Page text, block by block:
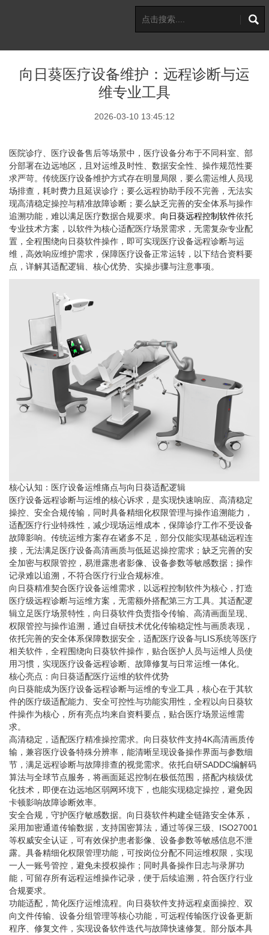
向日葵医疗设备维护：远程诊断与运
维专业工具
2026-03-10 13:45:12
医院诊疗、医疗设备售后等场景中，医疗设备分布于不同科室、部
分部署在边远地区，且对运维及时性、数据安全性、操作规范性要
求严苛。传统医疗设备维护方式存在明显局限，要么需运维人员现
场排查，耗时费力且延误诊疗；要么远程协助手段不完善，无法实
现高清稳定操控与精准故障诊断；要么缺乏完善的安全体系与操作
追溯功能，难以满足医疗数据合规要求。 向日葵远程控制软件依托
专业技术方案，以软件为核心适配医疗场景需求，无需复杂专业配
置，全程围绕向日葵软件操作，即可实现医疗设备远程诊断与运
维，高效响应维护需求，保障医疗设备正常运转，以下结合资料要
点，详解其适配逻辑、核心优势、实操步骤与注意事项。
核心认知：医疗设备运维痛点与向日葵适配逻辑
医疗设备远程诊断与运维的核心诉求，是实现快速响应、高清稳定
操控、安全合规传输，同时具备精细化权限管理与操作追溯能力，
适配医疗行业特殊性，减少现场运维成本，保障诊疗工作不受设备
故障影响。传统运维方案存在诸多不足，部分仅能实现基础远程连
接，无法满足医疗设备高清画质与低延迟操控需求；缺乏完善的安
全加密与权限管控，易泄露患者影像、设备参数等敏感数据；操作
记录难以追溯，不符合医疗行业合规标准。
向日葵精准契合医疗设备运维需求，以远程控制软件为核心，打造
医疗级远程诊断与运维方案，无需额外搭配第三方工具。其适配逻
辑立足医疗场景特性，向日葵软件负责指令传输、高清画面呈现、
权限管控与操作追溯，通过自研技术优化传输稳定性与画质表现，
依托完善的安全体系保障数据安全，适配医疗设备与LIS系统等医疗
相关软件，全程围绕向日葵软件操作，贴合医护人员与运维人员使
用习惯，实现医疗设备远程诊断、故障修复与日常运维一体化。
核心亮点：向日葵适配医疗运维的软件优势
向日葵能成为医疗设备远程诊断与运维的专业工具，核心在于其软
件的医疗级适配能力、安全可控性与功能实用性，全程以向日葵软
件操作为核心，所有亮点均来自资料要点，贴合医疗场景运维需
求。
高清稳定，适配医疗精准操控需求。向日葵软件支持4K高清画质传
输，兼容医疗设备特殊分辨率，能清晰呈现设备操作界面与参数细
节，满足远程诊断与故障排查的视觉需求。依托自研SADDC编解码
算法与全球节点服务，将画面延迟控制在极低范围，搭配内核级优
化技术，即便在边远地区弱网环境下，也能实现稳定操控，避免因
卡顿影响故障诊断效率。
安全合规，守护医疗敏感数据。向日葵软件构建全链路安全体系，
采用加密通道传输数据，支持国密算法，通过等保三级、ISO27001
等权威安全认证，可有效保护患者影像、设备参数等敏感信息不泄
露。具备精细化权限管理功能，可按岗位分配不同运维权限，实现
一人一账号管控，避免未授权操作；同时具备操作日志与录屏功
能，可留存所有远程运维操作记录，便于后续追溯，符合医疗行业
合规要求。
功能适配，简化医疗运维流程。向日葵软件支持远程桌面操控、双
向文件传输、设备分组管理等核心功能，可远程传输医疗设备更新
程序、修复文件，实现设备软件迭代与故障快速修复。部分版本具